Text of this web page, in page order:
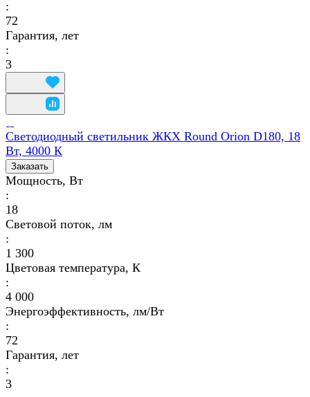
:
72
Гарантия, лет
:
3
Светодиодный светильник ЖКХ Round Orion D180, 18
Вт, 4000 К
Заказать
Мощность, Вт
:
18
Световой поток, лм
:
1 300
Цветовая температура, К
:
4 000
Энергоэффективность, лм/Вт
:
72
Гарантия, лет
:
3